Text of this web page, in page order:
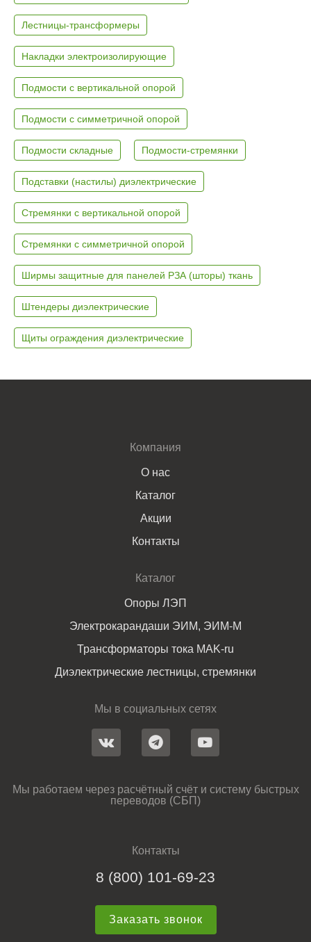
Лестницы-трансформеры
Накладки электроизолирующие
Подмости с вертикальной опорой
Подмости с симметричной опорой
Подмости складные Подмости-стремянки
Подставки (настилы) диэлектрические
Стремянки с вертикальной опорой
Стремянки с симметричной опорой
Ширмы защитные для панелей РЗА (шторы) ткань
Штендеры диэлектрические
Щиты ограждения диэлектрические
Компания
О нас
Каталог
Акции
Контакты
Каталог
Опоры ЛЭП
Электрокарандаши ЭИМ, ЭИМ-М
Трансформаторы тока MAK-ru
Диэлектрические лестницы, стремянки
Мы в социальных сетях
Мы работаем через расчётный счёт и систему быстрых
переводов (СБП)
Контакты
8 (800) 101-69-23
Заказать звонок